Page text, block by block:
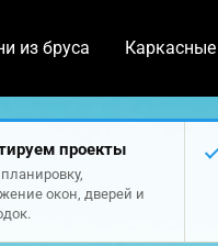
из бруса
проекты
окон, дверей и